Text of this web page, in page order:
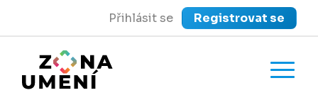
Přihlásit se Registrovat se